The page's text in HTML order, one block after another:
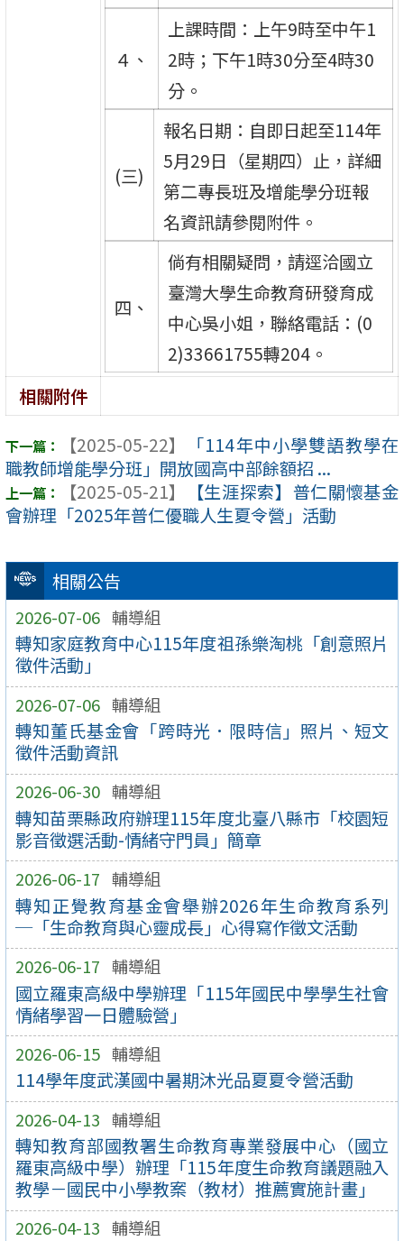
相關公告
2026-07-06 輔導組
轉知家庭教育中心115年度祖孫樂淘桃「創意照片
徵件活動」
2026-07-06 輔導組
轉知董氏基金會「跨時光．限時信」照片、短文
徵件活動資訊
2026-06-30 輔導組
轉知苗栗縣政府辦理115年度北臺八縣市「校園短
影音徵選活動-情緒守門員」簡章
2026-06-17 輔導組
轉知正覺教育基金會舉辦2026年生命教育系列
─「生命教育與心靈成長」心得寫作徵文活動
2026-06-17 輔導組
國立羅東高級中學辦理「115年國民中學學生社會
情緒學習一日體驗營」
2026-06-15 輔導組
114學年度武漢國中暑期沐光品夏夏令營活動
2026-04-13 輔導組
轉知教育部國教署生命教育專業發展中心（國立
羅東高級中學）辦理「115年度生命教育議題融入
教學－國民中小學教案（教材）推薦實施計畫」
2026-04-13 輔導組
４、
上課時間：上午9時至中午1
2時；下午1時30分至4時30
分。
(三)
報名日期：自即日起至114年
5月29日（星期四）止，詳細
第二專長班及增能學分班報
名資訊請參閱附件。
四、
倘有相關疑問，請逕洽國立
臺灣大學生命教育研發育成
中心吳小姐，聯絡電話：(0
2)33661755轉204。
相關附件
【2025-05-22】
「114年中小學雙語教學在
職教師增能學分班」開放國高中部餘額招 ...
【2025-05-21】
【生涯探索】普仁關懷基金
會辦理「2025年普仁優職人生夏令營」活動